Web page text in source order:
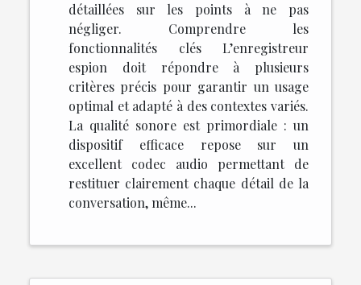
détaillées sur les points à ne pas
négliger. Comprendre les
fonctionnalités clés L’enregistreur
espion doit répondre à plusieurs
critères précis pour garantir un usage
optimal et adapté à des contextes variés.
La qualité sonore est primordiale : un
dispositif efficace repose sur un
excellent codec audio permettant de
restituer clairement chaque détail de la
conversation, même...